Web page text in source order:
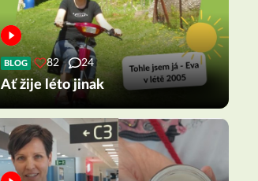
BLOG 82 24
Ať žije léto jinak